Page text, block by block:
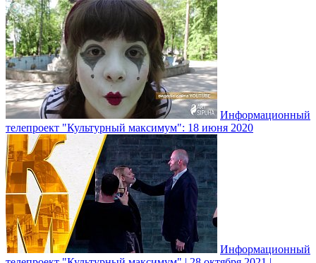
Информационный
телепроект "Культурный максимум": 18 июня 2020
Информационный